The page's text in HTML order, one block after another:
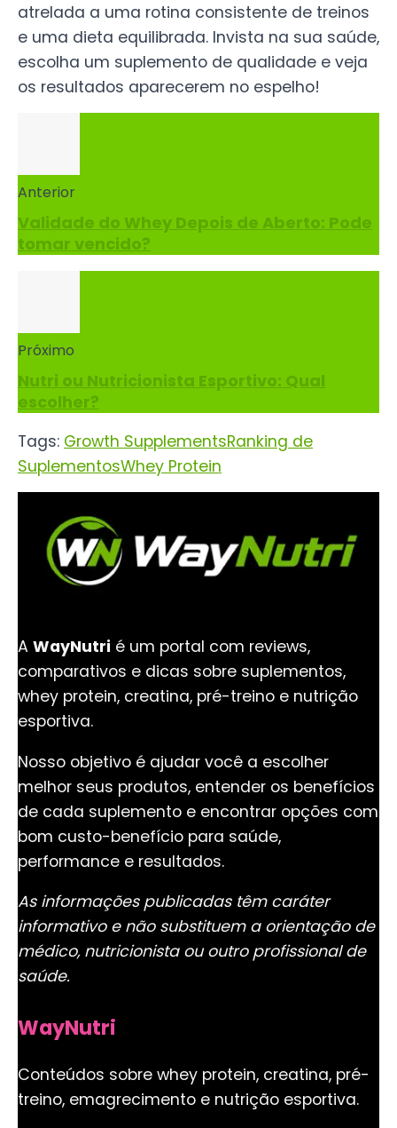
atrelada a uma rotina consistente de treinos
e uma dieta equilibrada. Invista na sua saúde,
escolha um suplemento de qualidade e veja
os resultados aparecerem no espelho!
Anterior
Validade do Whey Depois de Aberto: Pode
tomar vencido?
Próximo
Nutri ou Nutricionista Esportivo: Qual
escolher?
Tags: Growth SupplementsRanking de
SuplementosWhey Protein
A WayNutri é um portal com reviews,
comparativos e dicas sobre suplementos,
whey protein, creatina, pré-treino e nutrição
esportiva.
Nosso objetivo é ajudar você a escolher
melhor seus produtos, entender os benefícios
de cada suplemento e encontrar opções com
bom custo-benefício para saúde,
performance e resultados.
As informações publicadas têm caráter
informativo e não substituem a orientação de
médico, nutricionista ou outro profissional de
saúde.
WayNutri
Conteúdos sobre whey protein, creatina, pré-
treino, emagrecimento e nutrição esportiva.